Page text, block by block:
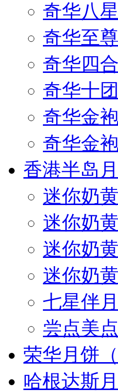
奇华八
奇华至
奇华四
奇华十
奇华金
奇华金
香港半岛
迷你奶
迷你奶
迷你奶
迷你奶
七星伴
尝点美
荣华月饼（
哈根达斯